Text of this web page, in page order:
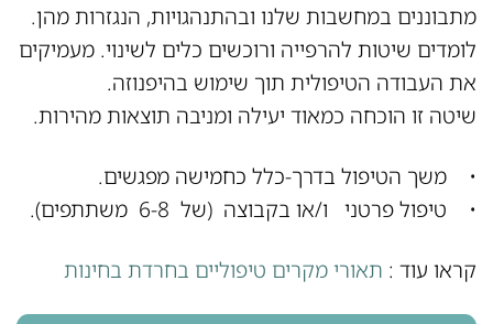
מתבוננים במחשבות שלנו ובהתנהגויות, הנגזרות מהן.
לומדים שיטות להרפייה ורוכשים כלים לשינוי. מעמיקים
את העבודה הטיפולית תוך שימוש בהיפנוזה.
שיטה זו הוכחה כמאוד יעילה ומניבה תוצאות מהירות.
• משך הטיפול בדרך-כלל כחמישה מפגשים.
• טיפול פרטני ו/או בקבוצה (של 6-8 משתתפים).
קראו עוד : תאורי מקרים טיפוליים בחרדת בחינות